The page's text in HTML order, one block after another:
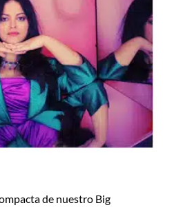
de nuestro Big